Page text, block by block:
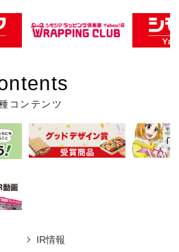
コンテンツ
IR情報